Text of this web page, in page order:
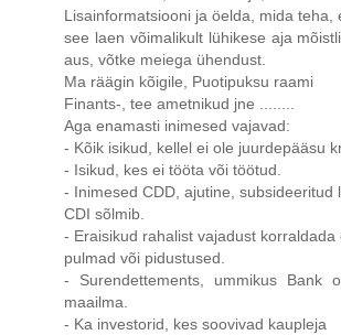
Lisainformatsiooni ja öelda, mida teha,
see laen võimalikult lühikese aja
aus, võtke meiega ühendust.
Ma räägin kõigile, Puotipuksu raami
Finants-, tee ametnikud jne ........
Aga enamasti inimesed vajavad:
- Kõik isikud, kellel ei ole juurdepääsu
- Isikud, kes ei tööta või töötud.
- Inimesed CDD, ajutine, subsideeritud
CDI sõlmib.
- Eraisikud rahalist vajadust korraldada
pulmad või pidustused.
- Surendettements, ummikus Bank
maailma.
- Ka investorid, kes soovivad kaupleja